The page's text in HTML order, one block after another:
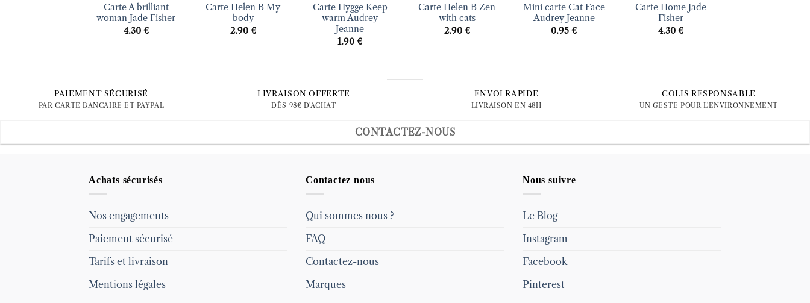
Carte A brilliant
woman Jade Fisher
4.30 €
Carte Helen B My
body
2.90 €
Carte Hygge Keep
warm Audrey
Jeanne
1.90€
Carte Helen B Zen
with cats
2.90 €
Mini carte Cat Face
Audrey Jeanne
0.95€
Carte Home Jade
Fisher
4.30€
PAIEMENT SÉCURISÉ
PAR CARTE BANCAIRE ET PAYPAL
LIVRAISON OFFERTE
DÈS 98€ D'ACHAT
ENVOI RAPIDE
LIVRAISON EN 48H
COLIS RESPONSABLE
UN GESTE POUR L'ENVIRONNEMENT
CONTACTEZ-NOUS
Achats sécurisés
Nos engagements
Paiement sécurisé
Tarifs et livraison
Mentions légales
Contactez nous
Qui sommes nous ?
FAQ
Contactez-nous
Marques
Nous suivre
Le Blog
Instagram
Facebook
Pinterest